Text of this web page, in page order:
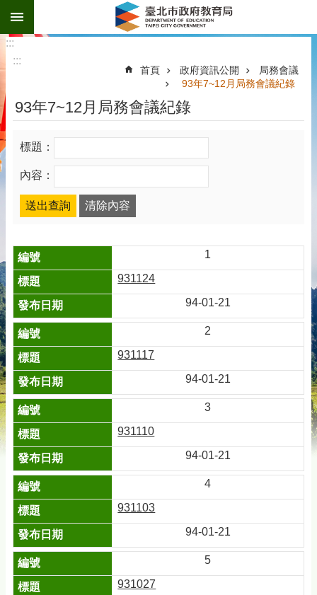
跳到主要內容區塊
:::
:::
首頁 政府資訊公開
局務會議
93年7~12月局務會議紀錄
93年7~12月局務會議紀錄
標題：
內容：
1
931124
94-01-21
2
931117
94-01-21
3
931110
94-01-21
4
931103
94-01-21
5
931027